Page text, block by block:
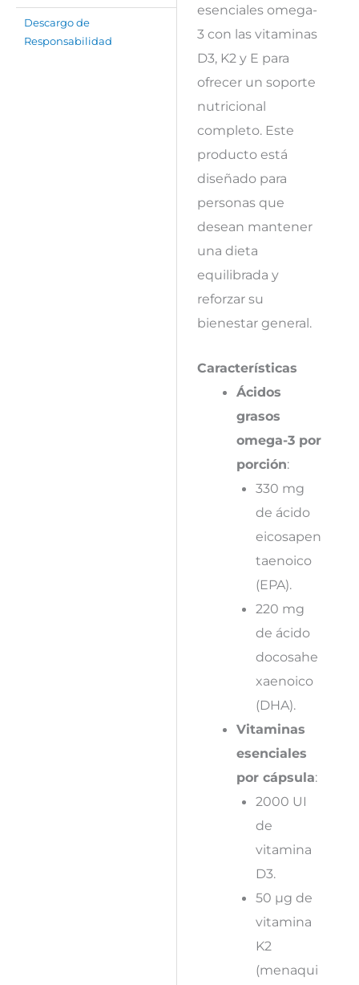
Descargo de
Responsabilidad
esenciales omega-
3 con las vitaminas
D3, K2 y E para
ofrecer un soporte
nutricional
completo. Este
producto está
diseñado para
personas que
desean mantener
una dieta
equilibrada y
reforzar su
bienestar general.
Características
Ácidos
grasos
omega-3 por
porción:
330 mg
de ácido
eicosapen
taenoico
(EPA).
220 mg
de ácido
docosahe
xaenoico
(DHA).
Vitaminas
esenciales
por cápsula:
2000 UI
de
vitamina
D3.
50 µg de
vitamina
K2
(menaqui